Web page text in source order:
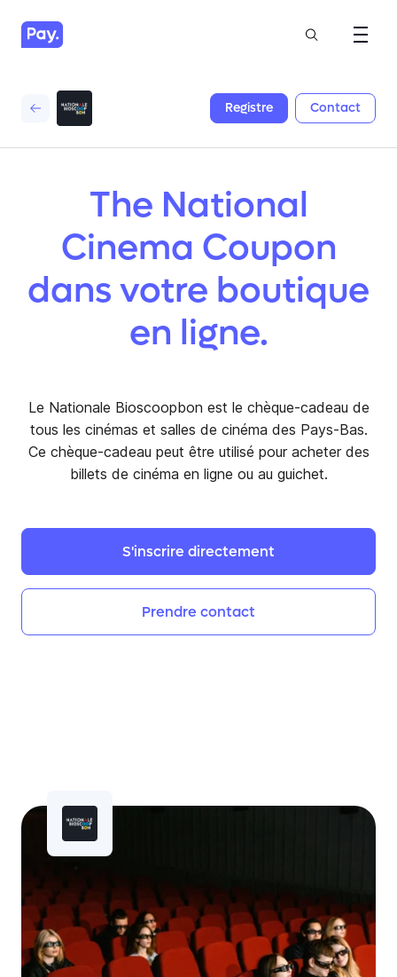
Registre Contact
The National
Cinema Coupon
dans votre boutique
en ligne.
Le Nationale Bioscoopbon est le chèque-cadeau de
tous les cinémas et salles de cinéma des Pays-Bas.
Ce chèque-cadeau peut être utilisé pour acheter des
billets de cinéma en ligne ou au guichet.
S'inscrire directement
Prendre contact